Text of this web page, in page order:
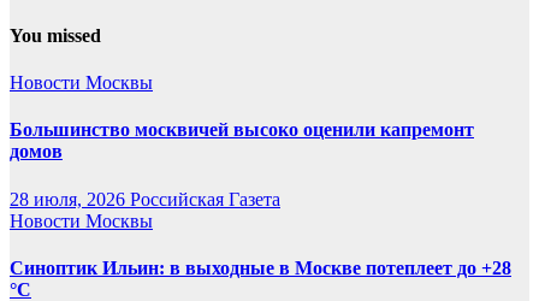
You missed
Новости Москвы
Большинство москвичей высоко оценили капремонт
домов
28 июля, 2026 Российская Газета
Новости Москвы
Синоптик Ильин: в выходные в Москве потеплеет до +28
°C